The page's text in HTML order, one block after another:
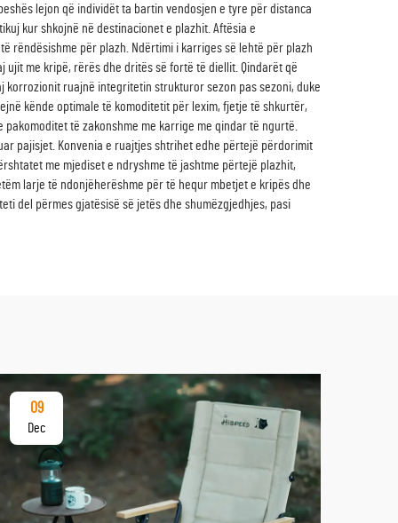
lejon që individët ta bartin vendosjen e tyre për distanca
kur shkojnë në destinacionet e plazhit. Aftësia e
rëndësishme për plazh. Ndërtimi i karriges së lehtë për plazh
me kripë, rërës dhe dritës së fortë të diellit. Qindarët që
ruajnë integritetin strukturor sezon pas sezoni, duke
kënde optimale të komoditetit për lexim, fjetje të shkurtër,
të zakonshme me karrige me qindar të ngurtë.
pajisjet. Konvenia e ruajtjes shtrihet edhe përtejë përdorimit
me mjediset e ndryshme të jashtme përtejë plazhit,
larje të ndonjëherëshme për të hequr mbetjet e kripës dhe
del përmes gjatësisë së jetës dhe shumëzgjedhjes, pasi
09
Dec